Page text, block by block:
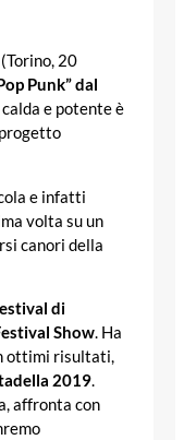
20
Punk” dal
calda e potente è
e infatti
volta su un
canori della
di
Show. Ha
ottimi risultati,
2019.
affronta con